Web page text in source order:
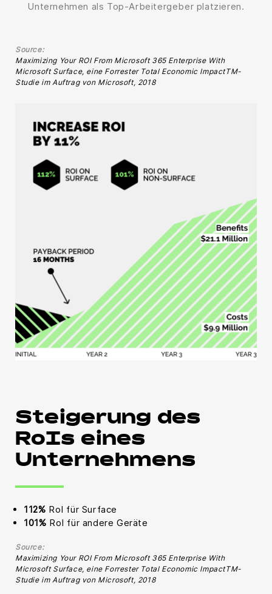
Unternehmen als Top-Arbeitergeber platzieren.
Source:
Maximizing Your ROI From Microsoft 365 Enterprise With
Microsoft Surface, eine Forrester Total Economic ImpactTM-
Studie im Auftrag von Microsoft, 2018
Steigerung des
RoIs eines
Unternehmens
112% RoI für Surface
101% RoI für andere Geräte
Source:
Maximizing Your ROI From Microsoft 365 Enterprise With
Microsoft Surface, eine Forrester Total Economic ImpactTM-
Studie im Auftrag von Microsoft, 2018